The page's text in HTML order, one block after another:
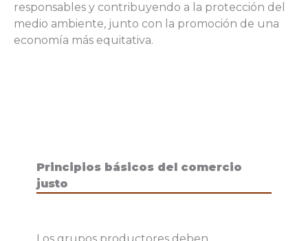
responsables y contribuyendo a la protección del
medio ambiente, junto con la promoción de una
economía más equitativa.
Principios básicos del comercio
justo